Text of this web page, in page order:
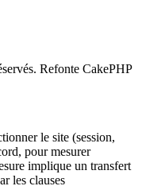
Refonte CakePHP
le site (session,
pour mesurer
implique un transfert
les clauses